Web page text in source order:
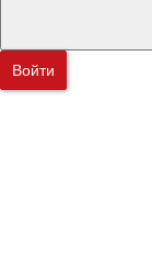
Войти